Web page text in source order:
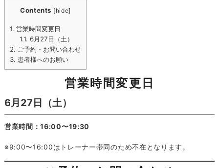
Contents [hide]
1. 営業時間変更日
1.1. 6月27日（土）
2. ご予約・お問い合わせ
3. 患者様へのお願い
営業時間変更日
6月27日（土）
営業時間：16:00〜19:30
※9:00〜16:00はトレーナー帯同のため不在となります。